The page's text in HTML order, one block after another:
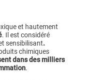
et hautement
. Il est considéré
sensibilisant.
chimiques
dans des milliers
.